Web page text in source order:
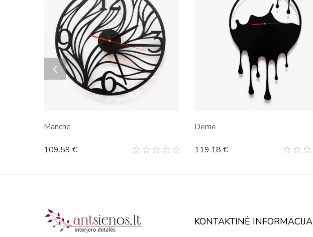
Manche
109.59 €
Dėmė
119.18 €
KONTAKTINĖ INFORMACIJA